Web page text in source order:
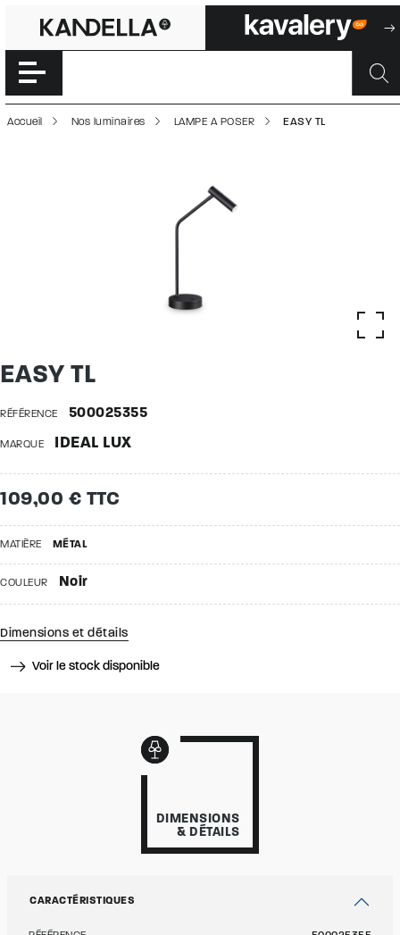
EASY TL |
Accéder directement au contenu de la page
Accueil Nos luminaires LAMPE A POSER EASY TL
EASY TL
RÉFÉRENCE 500025355
MARQUE IDEAL LUX
109,00 € TTC
MATIÈRE MÉTAL
COULEUR Noir
Dimensions et détails
Voir le stock disponible
DIMENSIONS
& DÉTAILS
CARACTÉRISTIQUES